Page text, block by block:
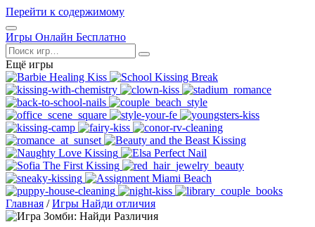
Перейти к содержимому
Открыть
меню
Игры Онлайн Бесплатно
Поиск
Ещё игры
Главная / Игры Найди отличия